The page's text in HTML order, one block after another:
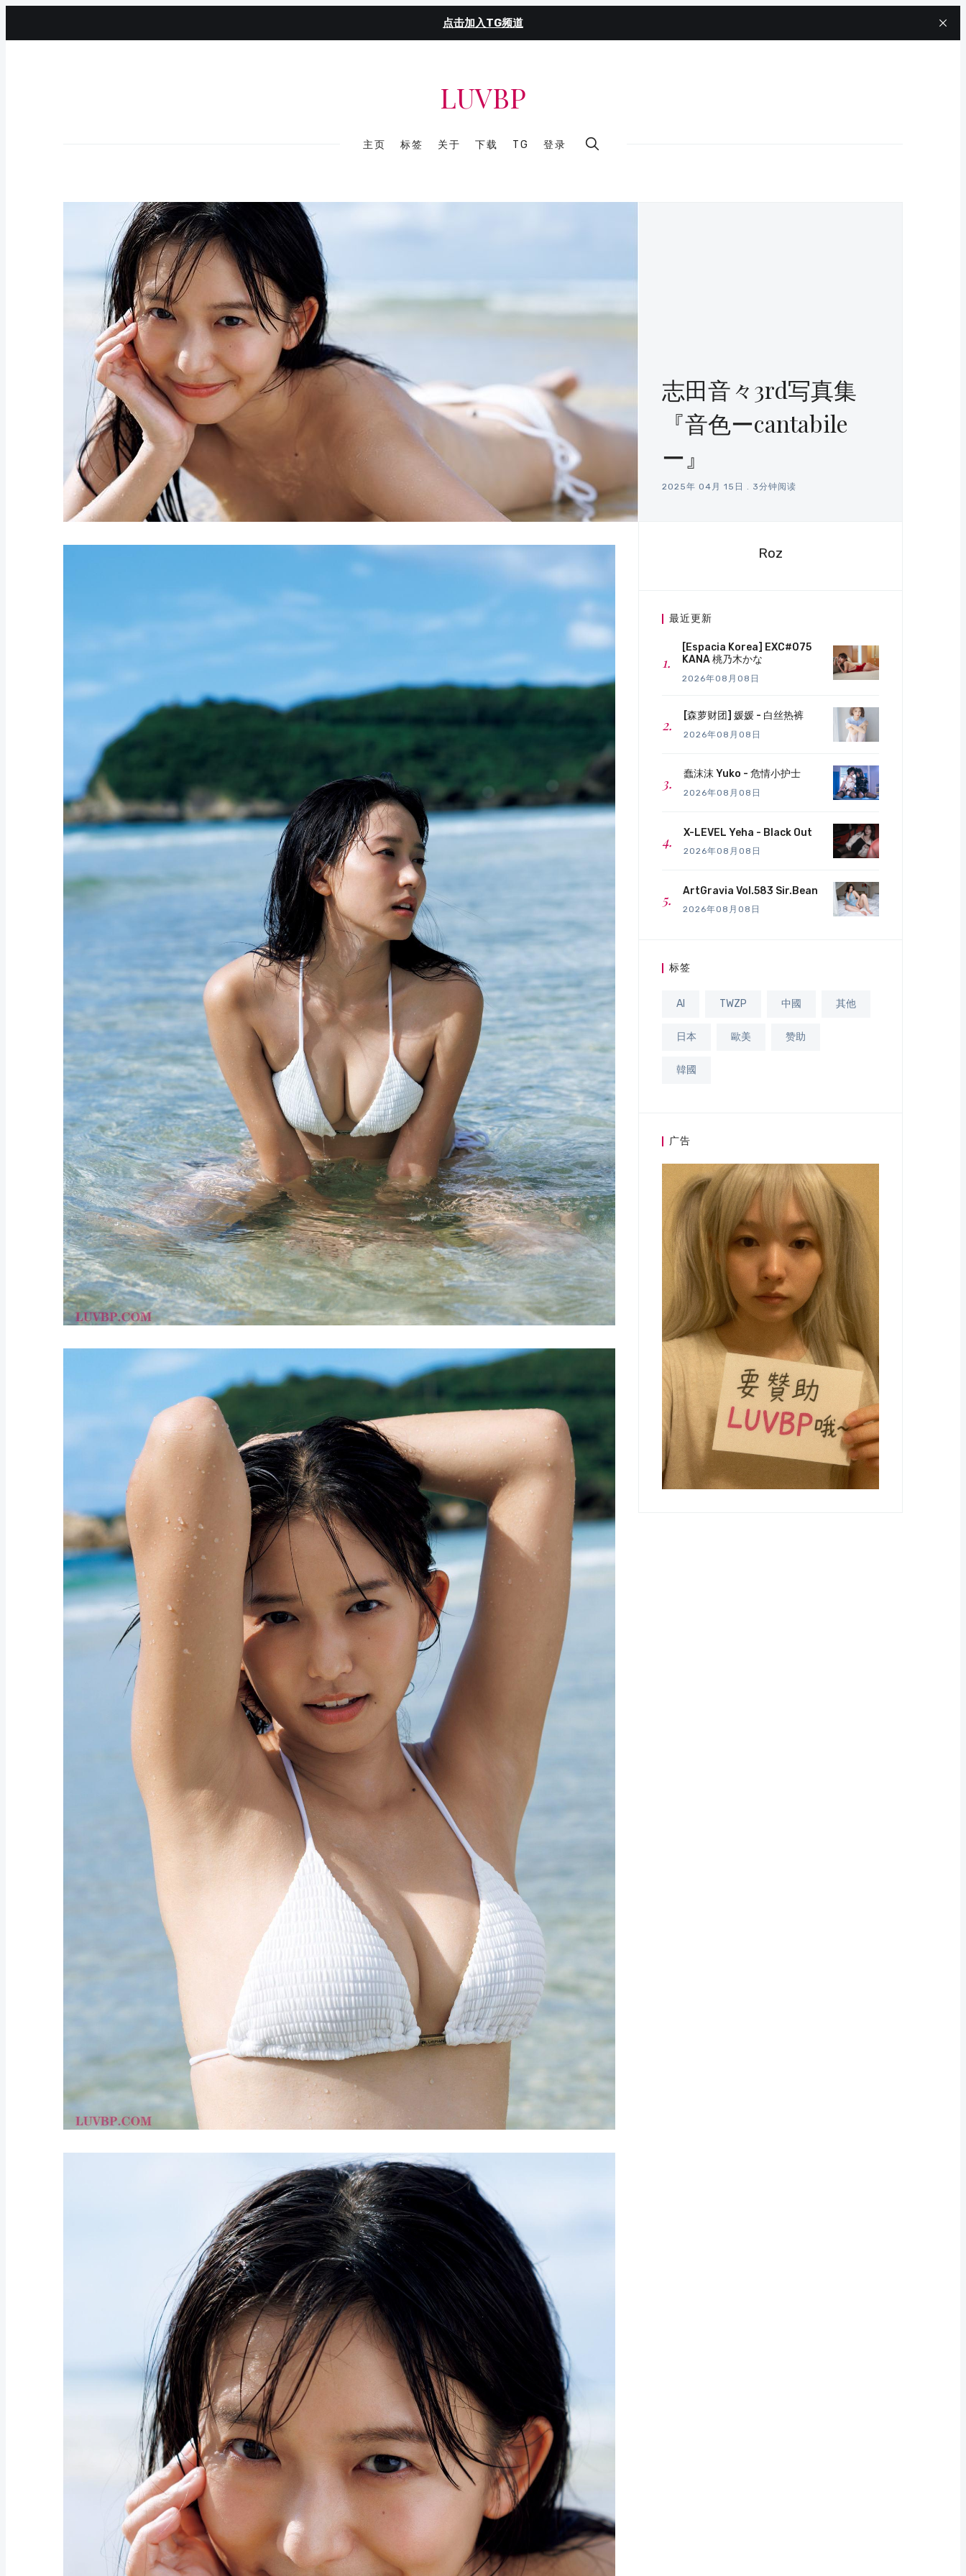
点击加入TG频道
LUVBP
主页 标签 关于 下载 TG 登录
志田音々3rd写真集
『音色ーcantabile
ー』
2025年 04月 15日 . 3分钟阅读
Roz
最近更新
[Espacia Korea] EXC#075
KANA 桃乃木かな
2026年08月08日
[森萝财团] 媛媛 - 白丝热裤
2026年08月08日
蠢沫沫 Yuko - 危情小护士
2026年08月08日
X-LEVEL Yeha - Black Out
2026年08月08日
ArtGravia Vol.583 Sir.Bean
2026年08月08日
标签
AI TWZP 中國 其他
日本 歐美 赞助
韓國
广告